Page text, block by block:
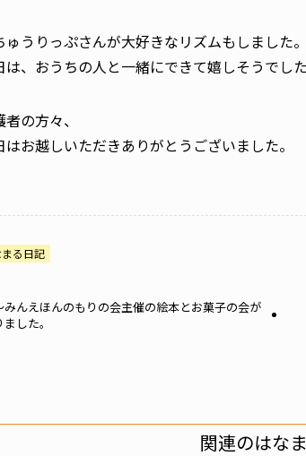
ゅうりっぷさんが大好きなリズムもしました。
は、おうちの人と一緒にできて嬉しそうでし
の方々、
はお越しいただきありがとうございました。
る日記
みんえほんのもりの会主催の絵本とお菓子の会が
した。
関連のはな